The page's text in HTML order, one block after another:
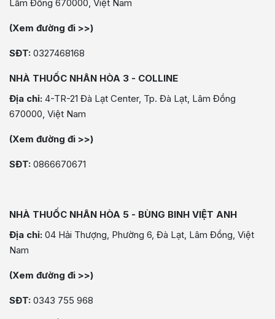
Lâm Đồng 670000, Việt Nam
(Xem đường đi >>)
SĐT: 0327468168
NHÀ THUỐC NHÂN HÒA 3 - COLLINE
Địa chỉ: 4-TR-21 Đà Lạt Center, Tp. Đà Lạt, Lâm Đồng
670000, Việt Nam
(Xem đường đi >>)
SĐT: 0866670671
NHÀ THUỐC NHÂN HÒA 5 - BÙNG BINH VIỆT ANH
Địa chỉ: 04 Hải Thượng, Phường 6, Đà Lạt, Lâm Đồng, Việt
Nam
(Xem đường đi >>)
SĐT: 0343 755 968